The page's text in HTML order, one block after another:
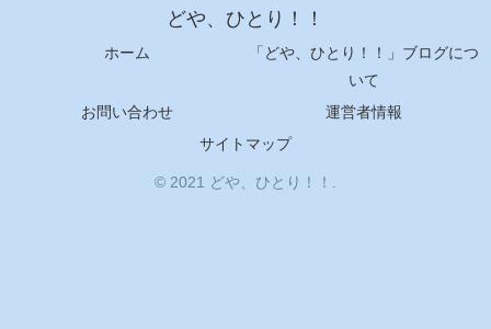
どや、ひとり！！
ホーム
「どや、ひとり！！」ブログにつ
いて
お問い合わせ
運営者情報
サイトマップ
© 2021 どや、ひとり！！.